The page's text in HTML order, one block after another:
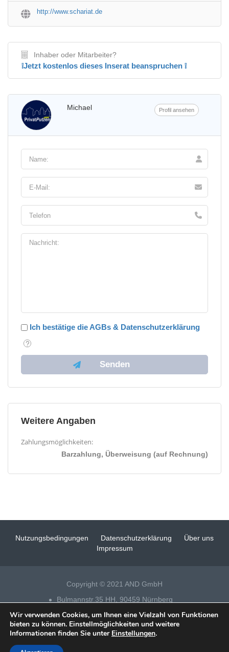
http://www.schariat.de
Inhaber oder Mitarbeiter?
❕Jetzt kostenlos dieses Inserat beanspruchen ❕
Michael Profil ansehen
Ich bestätige die AGBs & Datenschutzerklärung
Weitere Angaben
Zahlungsmöglichkeiten:
Barzahlung, Überweisung (auf Rechnung)
Nutzungsbedingungen Datenschutzerklärung
Über uns
Impressum
Copyright © 2021 AND GmbH
Bulmannstr.35 HH, 90459 Nürnberg
Tel 0911 – 14 88 69 25
Datenschutz| Impressum |Fensterputzer Nürnberg
Wir verwenden Cookies, um Ihnen eine Vielzahl von Funktionen
bieten zu können. Einstellmöglichkeiten und weitere
Informationen finden Sie unter Einstellungen.